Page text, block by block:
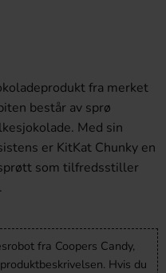
fra merket
består av sprø
Med sin
er KitKat Chunky en
som tilfredsstiller
fra Coopers Candy,
Hvis du